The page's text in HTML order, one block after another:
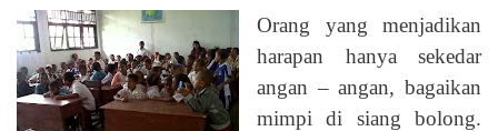
Orang yang menjadikan
harapan hanya sekedar
angan – angan, bagaikan
mimpi di siang bolong.